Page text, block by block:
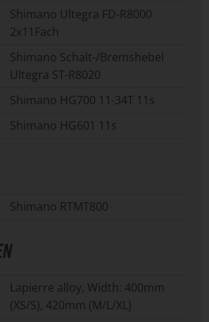
Shimano Ultegra FD-R8000
2x11Fach
Shimano Schalt-/Bremshebel
Ultegra ST-R8020
Shimano HG700 11-34T 11s
Shimano HG601 11s
Shimano RTMT800
Lapierre alloy, Width: 400mm
(XS/S), 420mm (M/L/XL)